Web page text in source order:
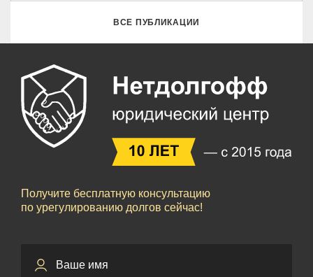
ВСЕ ПУБЛИКАЦИИ
Получите бесплатную консультацию
по урегулированию долгов сейчас!